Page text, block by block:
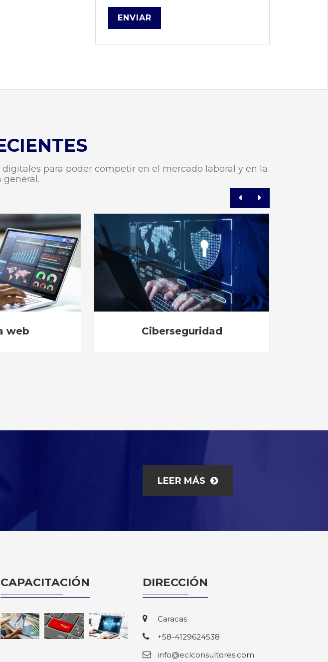
ENVIAR
para poder competir en el mercado laboral y en la
general.
Comunicación digital
LEER MÁS
CAPACITACIÓN DIRECCIÓN
Caracas
+58-4129624538
info@eclconsultores.com